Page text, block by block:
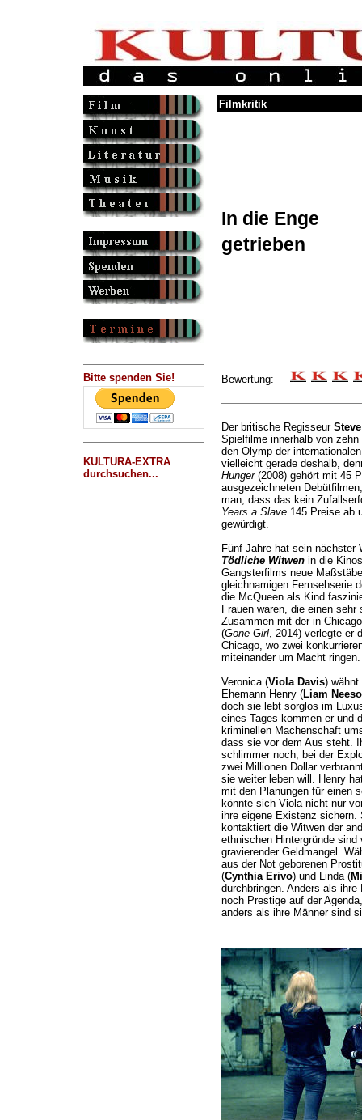
Bitte spenden Sie!
KULTURA-EXTRA
durchsuchen...
Filmkritik
In die Enge
getrieben
Bewertung:
Der britische Regisseur
Spielfilme innerhalb von
den Olymp der
vielleicht gerade deshalb,
Hunger(2008) gehört mit 45
ausgezeichneten
man, dass das kein
Years a Slave145 Preise ab
gewürdigt.
Fünf Jahre hat sein nächster
Tödliche Witwenin die
Gangsterfilms neue
gleichnamigen Fernsehserie
die McQueen als Kind
Frauen waren, die einen
Zusammen mit der in
(Gone Girl, 2014) verlegte er
Chicago, wo zwei
miteinander um Macht ringen.
Veronica (Viola Davis) wähnt
Ehemann Henry (Liam
doch sie lebt sorglos im
eines Tages kommen er und
kriminellen Machenschaft
dass sie vor dem Aus steht.
schlimmer noch, bei der
zwei Millionen Dollar
sie weiter leben will. Henry
mit den Planungen für einen
könnte sich Viola nicht nur
ihre eigene Existenz sichern.
kontaktiert die Witwen der
ethnischen Hintergründe
gravierender Geldmangel.
aus der Not geborenen
(Cynthia Erivo) und Linda (
durchbringen. Anders als
noch Prestige auf der
anders als ihre Männer sind